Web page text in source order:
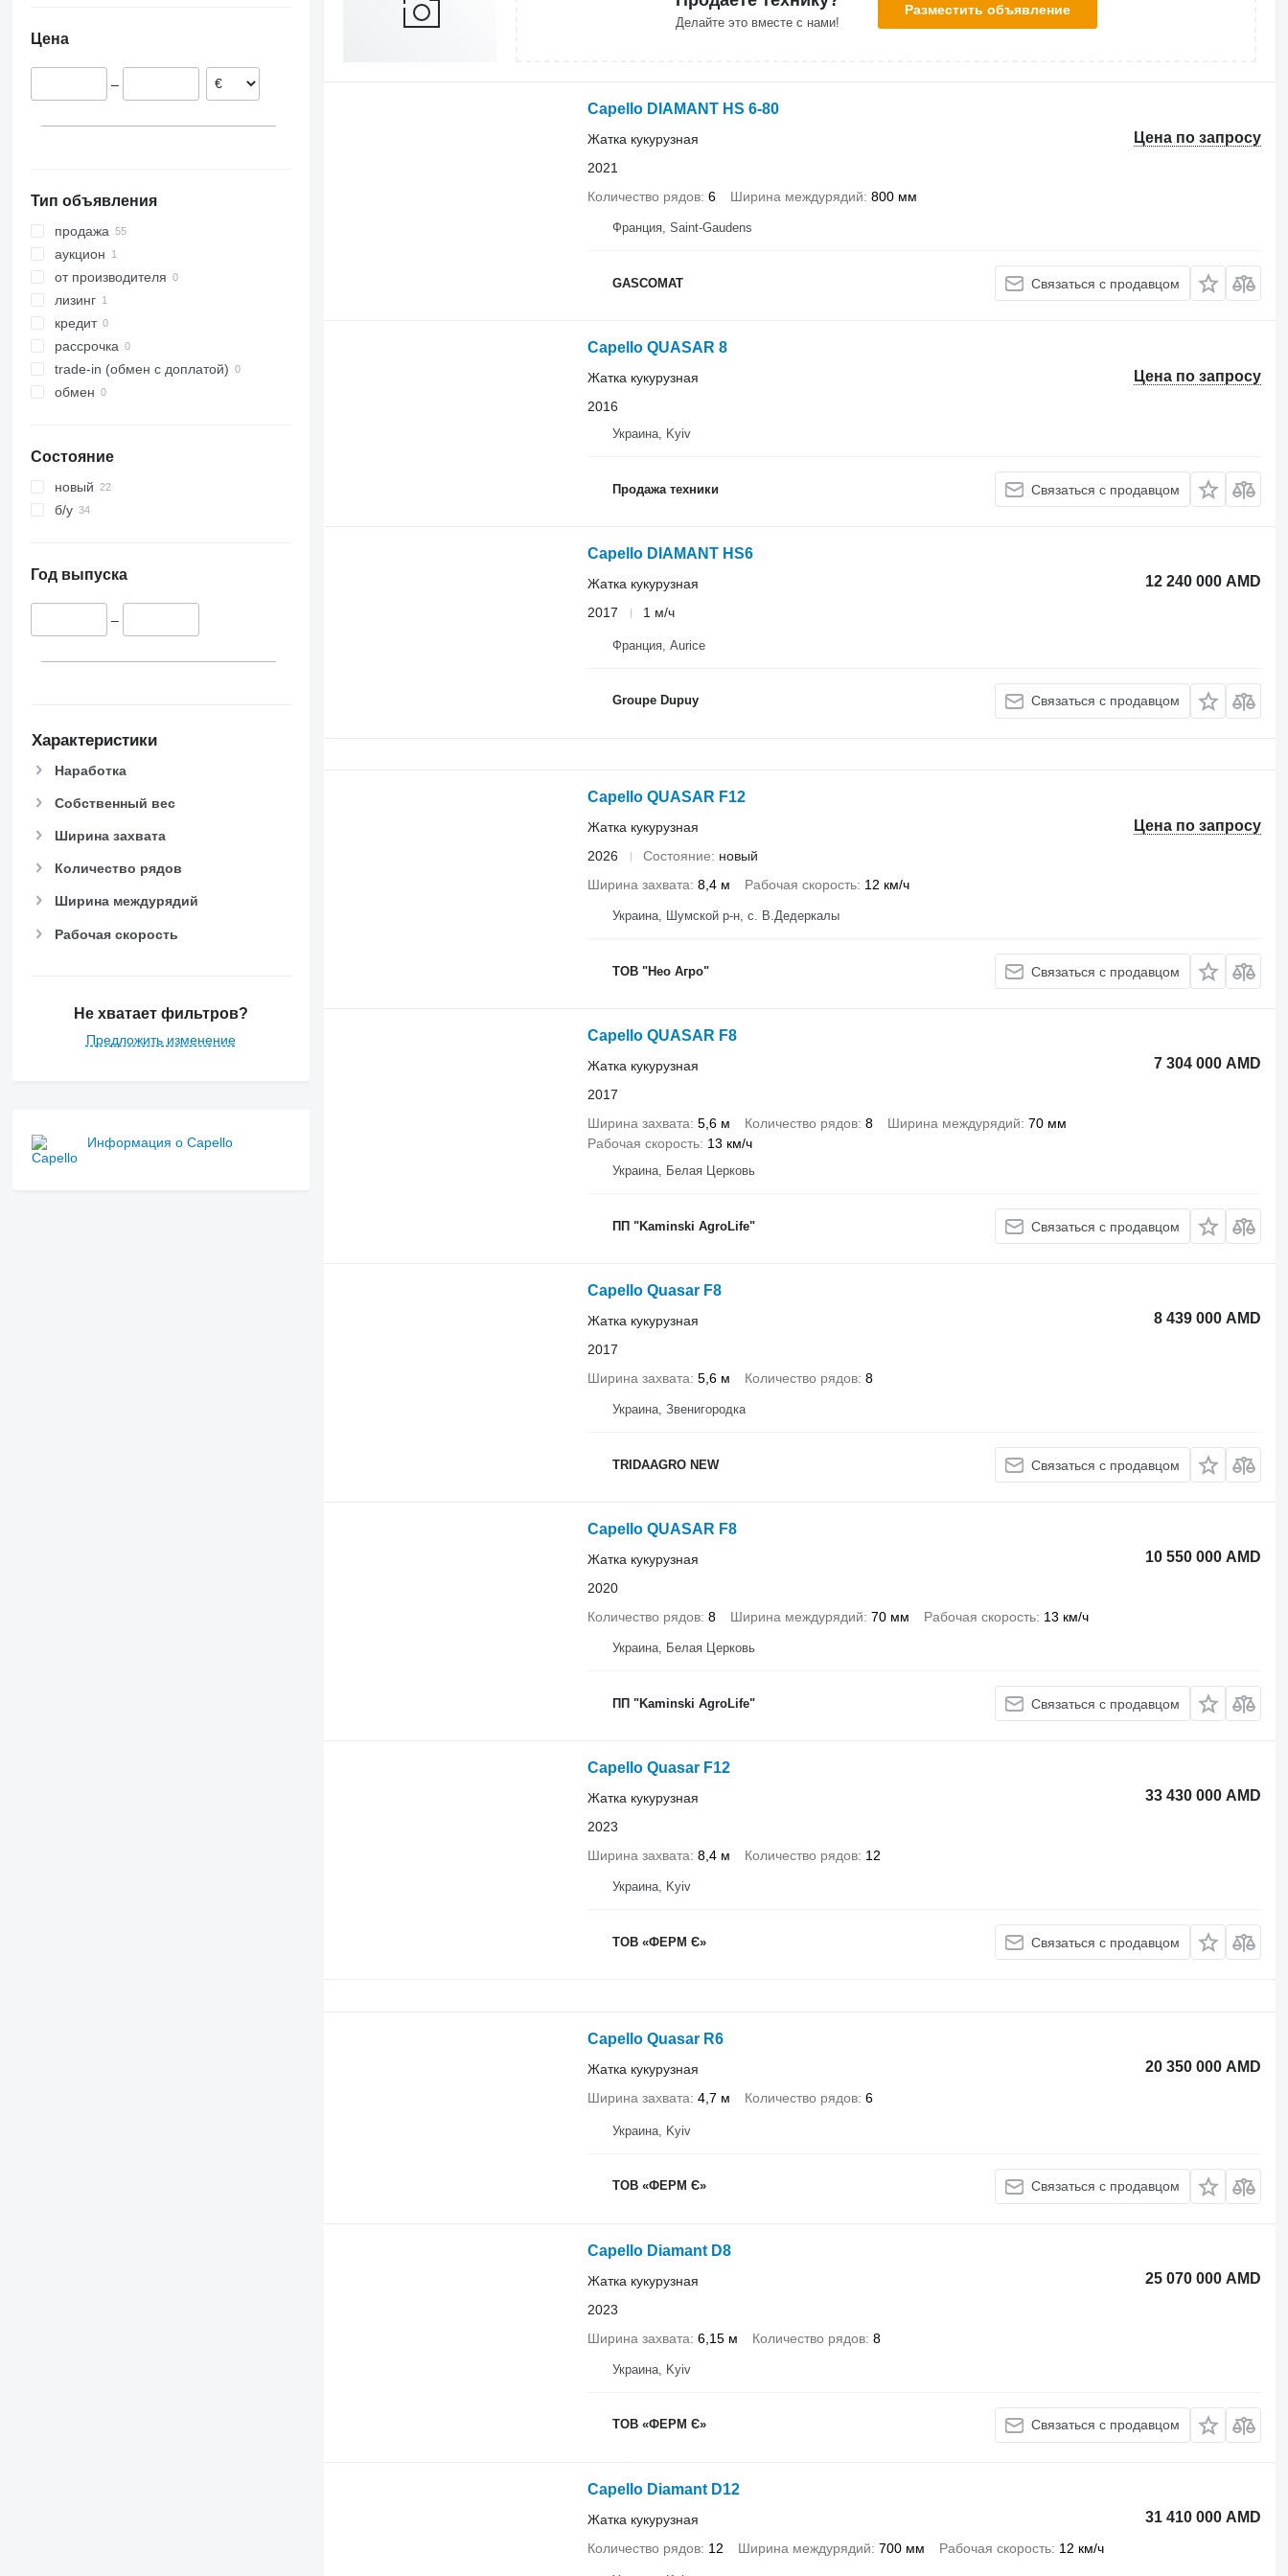
Цена
–
Тип объявления
продажа
аукцион
от производителя
лизинг
кредит
рассрочка
trade-in (обмен с доплатой)
обмен
Состояние
новый
б/у
Год выпуска
–
Характеристики
Наработка
Собственный вес
Ширина захвата
Количество рядов
Ширина междурядий
Рабочая скорость
Не хватает фильтров?
Предложить изменение
Информация о Capello
Делайте это вместе с нами!
Разместить объявление
Capello DIAMANT HS 6-80
Цена по запросу
Жатка кукурузная
2021
Количество рядов 6 Ширина междурядий 800 мм
Франция, Saint-Gaudens
GASCOMAT Связаться с продавцом
Capello QUASAR 8
Цена по запросу
Жатка кукурузная
2016
Украина, Kyiv
Продажа техники Связаться с продавцом
Capello DIAMANT HS6
12 240 000 AMD
Жатка кукурузная
2017
1 м/ч
Франция, Aurice
Groupe Dupuy Связаться с продавцом
Capello QUASAR F12
Цена по запросу
Жатка кукурузная
2026
Состояние
новый
Ширина захвата 8,4 м Рабочая скорость 12 км/ч
Украина, Шумской р-н, с. В.Дедеркалы
ТОВ "Нео Агро" Связаться с продавцом
Capello QUASAR F8
7 304 000 AMD
Жатка кукурузная
2017
Ширина захвата 5,6 м Количество рядов 8 Ширина междурядий 70 мм
Рабочая скорость 13 км/ч
Украина, Белая Церковь
ПП "Kaminski AgroLife" Связаться с продавцом
Capello Quasar F8
8 439 000 AMD
Жатка кукурузная
2017
Ширина захвата 5,6 м Количество рядов 8
Украина, Звенигородка
TRIDAAGRO NEW Связаться с продавцом
Capello QUASAR F8
10 550 000 AMD
Жатка кукурузная
2020
Количество рядов 8 Ширина междурядий 70 мм Рабочая скорость 13 км/ч
Украина, Белая Церковь
ПП "Kaminski AgroLife" Связаться с продавцом
Capello Quasar F12
33 430 000 AMD
Жатка кукурузная
2023
Ширина захвата 8,4 м Количество рядов 12
Украина, Kyiv
ТОВ «ФЕРМ Є» Связаться с продавцом
Capello Quasar R6
20 350 000 AMD
Жатка кукурузная
Ширина захвата 4,7 м Количество рядов 6
Украина, Kyiv
ТОВ «ФЕРМ Є» Связаться с продавцом
Capello Diamant D8
25 070 000 AMD
Жатка кукурузная
2023
Ширина захвата 6,15 м Количество рядов 8
Украина, Kyiv
ТОВ «ФЕРМ Є» Связаться с продавцом
Capello Diamant D12
31 410 000 AMD
Жатка кукурузная
Количество рядов 12 Ширина междурядий 700 мм Рабочая скорость 12 км/ч